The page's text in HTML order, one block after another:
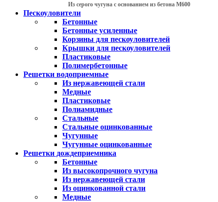
Из серого чугуна с основанием из бетона М600
Пескоуловители
Бетонные
Бетонные усиленные
Корзины для пескоуловителей
Крышки для пескоуловителей
Пластиковые
Полимербетонные
Решетки водоприемные
Из нержавеющей стали
Медные
Пластиковые
Полиамидные
Стальные
Стальные оцинкованные
Чугунные
Чугунные оцинкованные
Решетки дождеприемника
Бетонные
Из высокопрочного чугуна
Из нержавеющей стали
Из оцинкованной стали
Медные